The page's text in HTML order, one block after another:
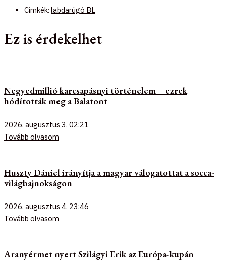
Címkék: labdarúgó BL
Ez is érdekelhet
Negyedmillió karcsapásnyi történelem – ezrek
hódították meg a Balatont
2026. augusztus 3. 02:21
Tovább olvasom
Huszty Dániel irányítja a magyar válogatottat a socca-
világbajnokságon
2026. augusztus 4. 23:46
Tovább olvasom
Aranyérmet nyert Szilágyi Erik az Európa-kupán